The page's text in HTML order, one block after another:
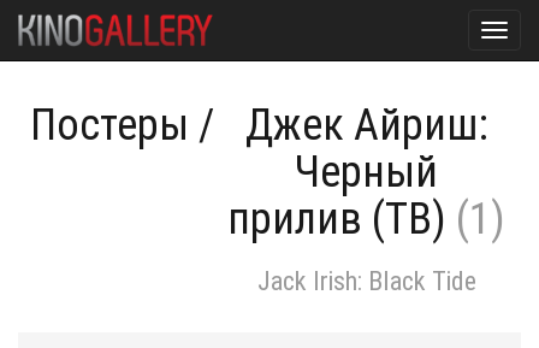
Постеры /
Джек Айриш:
Черный
прилив (ТВ) (1)
Jack Irish: Black Tide